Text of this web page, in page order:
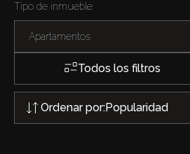
Tipo de inmueble
Apartamentos
Todos los filtros
Ordenar por:Popularidad